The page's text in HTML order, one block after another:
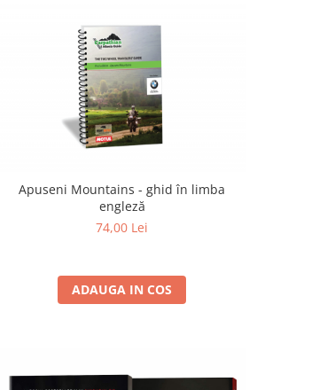
Apuseni Mountains - ghid în limba
engleză
74,00 Lei
ADAUGA IN COS